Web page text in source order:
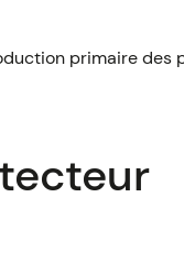
primaire des